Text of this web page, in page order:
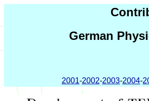
German
2001-2002-2003-2004-